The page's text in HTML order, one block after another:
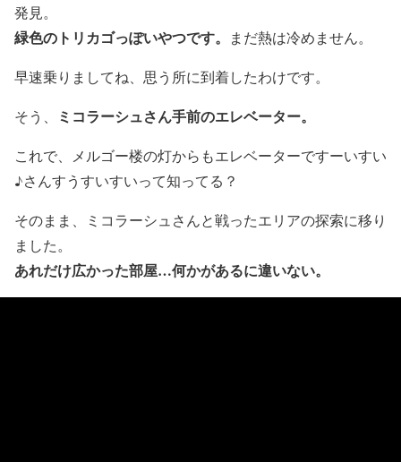
発見。
緑色のトリカゴっぽいやつです。 まだ熱は冷めません。
早速乗りましてね、思う所に到着したわけです。
そう、 ミコラーシュさん手前のエレベーター。
これで、メルゴー楼の灯からもエレベーターですーいすい
♪さんすうすいすいって知ってる？
そのまま、ミコラーシュさんと戦ったエリアの探索に移り
ました。
あれだけ広かった部屋…何かがあるに違いない。